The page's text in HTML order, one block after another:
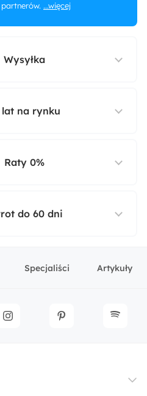
...więcej
Wysyłka
lat na rynku
Raty 0%
do 60 dni
Specjaliści Artykuły